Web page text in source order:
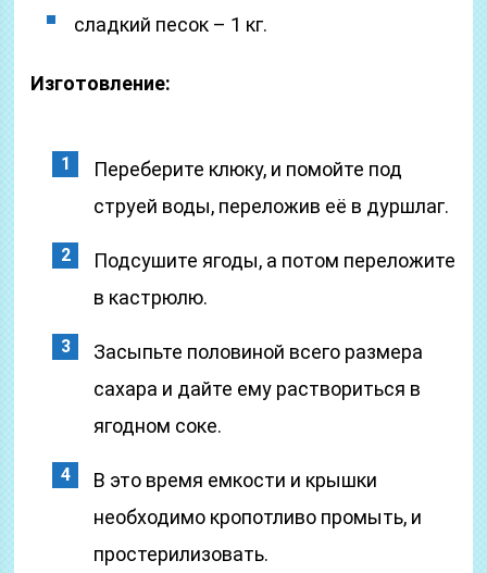
сладкий песок – 1 кг.
Изготовление:
Переберите клюку, и помойте под
струей воды, переложив её в дуршлаг.
Подсушите ягоды, а потом переложите
в кастрюлю.
Засыпьте половиной всего размера
сахара и дайте ему раствориться в
ягодном соке.
В это время емкости и крышки
необходимо кропотливо промыть, и
простерилизовать.